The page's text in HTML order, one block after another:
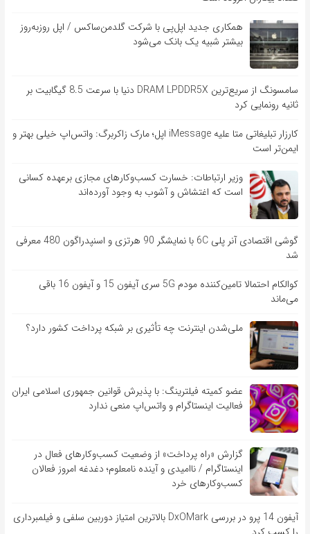
همکاری جدید اپل‌پی با شرکت گلدمن‌ساکس / اپل روزبه‌روز
بیشتر شبیه یک بانک می‌شود
سامسونگ از سریع‌ترین DRAM LPDDR5X دنیا با سرعت 8.5 گیگابیت بر
ثانیه رونمایی کرد
کارزار تبلیغاتی متا علیه iMessage اپل؛ مارک زاکربرگ: واتس‌اپ خیلی بهتر و
ایمن‌تر است
وزیر ارتباطات: خسارت کسب‌وکارهای مجازی برعهده کسانی
است که اغتشاش و آشوب به وجود آورده‌اند
گوشی اقتصادی آنر پلی 6C با نمایشگر 90 هرتزی و اسنپدراگون 480 معرفی
شد
کوالکام احتمالا تامین‌کننده مودم 5G سری آیفون 15 و آیفون 16 باقی
می‌ماند
ملی‌شدن اینترنت چه تأثیری بر شبکه پرداخت کشور دارد؟
عضو کمیته فیلترینگ: با پذیرش قوانین جمهوری اسلامی ایران
فعالیت اینستاگرام و واتس‌اپ منعی ندارد
گزارش «راه پرداخت» از وضعیت کسب‌وکارهای فعال در
اینستاگرام / ناامیدی و آینده نامعلوم؛ دغدغه امروز فعالان
کسب‌وکارهای خرد
آیفون 14 پرو در بررسی DxOMark بالاترین امتیاز دوربین سلفی و فیلمبرداری